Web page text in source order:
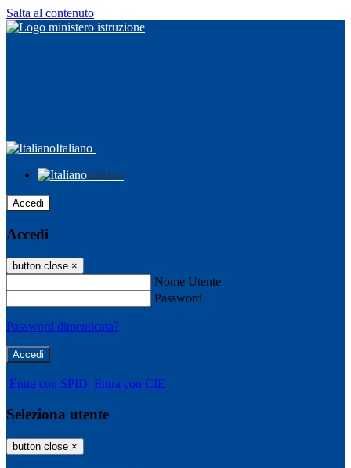
Salta al contenuto
Italiano
Italiano
Accedi
Accedi
button close ×
Nome Utente
Password
Password dimenticata?
-
Entra con SPID Entra con CIE
Seleziona utente
button close ×